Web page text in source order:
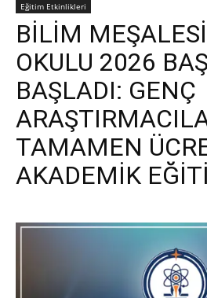
Eğitim Etkinlikleri
BİLİM
OKULU 2026
BAŞLADI: GENÇ
TAMAMEN
AKADEMİK